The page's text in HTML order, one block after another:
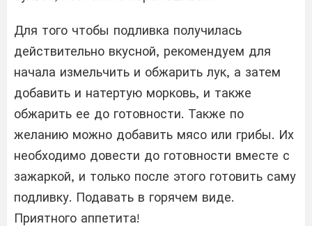
Для того чтобы подливка получилась
действительно вкусной, рекомендуем для
начала измельчить и обжарить лук, а затем
добавить и натертую морковь, и также
обжарить ее до готовности. Также по
желанию можно добавить мясо или грибы. Их
необходимо довести до готовности вместе с
зажаркой, и только после этого готовить саму
подливку. Подавать в горячем виде.
Приятного аппетита!